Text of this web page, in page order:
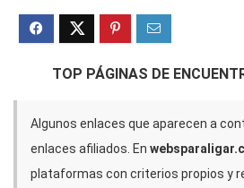
TOP PÁGINAS DE
Algunos enlaces que aparecen a
enlaces afiliados. En
plataformas con criterios propios y